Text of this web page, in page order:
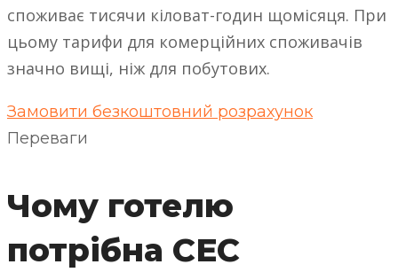
споживає тисячи кіловат-годин щомісяця. При
цьому тарифи для комерційних споживачів
значно вищі, ніж для побутових.
Замовити безкоштовний розрахунок
Переваги
Чому готелю
потрібна СЕС